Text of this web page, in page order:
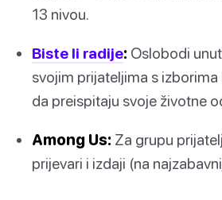
13 nivou.
Biste li radije: Oslobodi
svojim prijateljima s
da preispitaju svoje životne
Among Us: Za grupu
prijevari i izdaji (na